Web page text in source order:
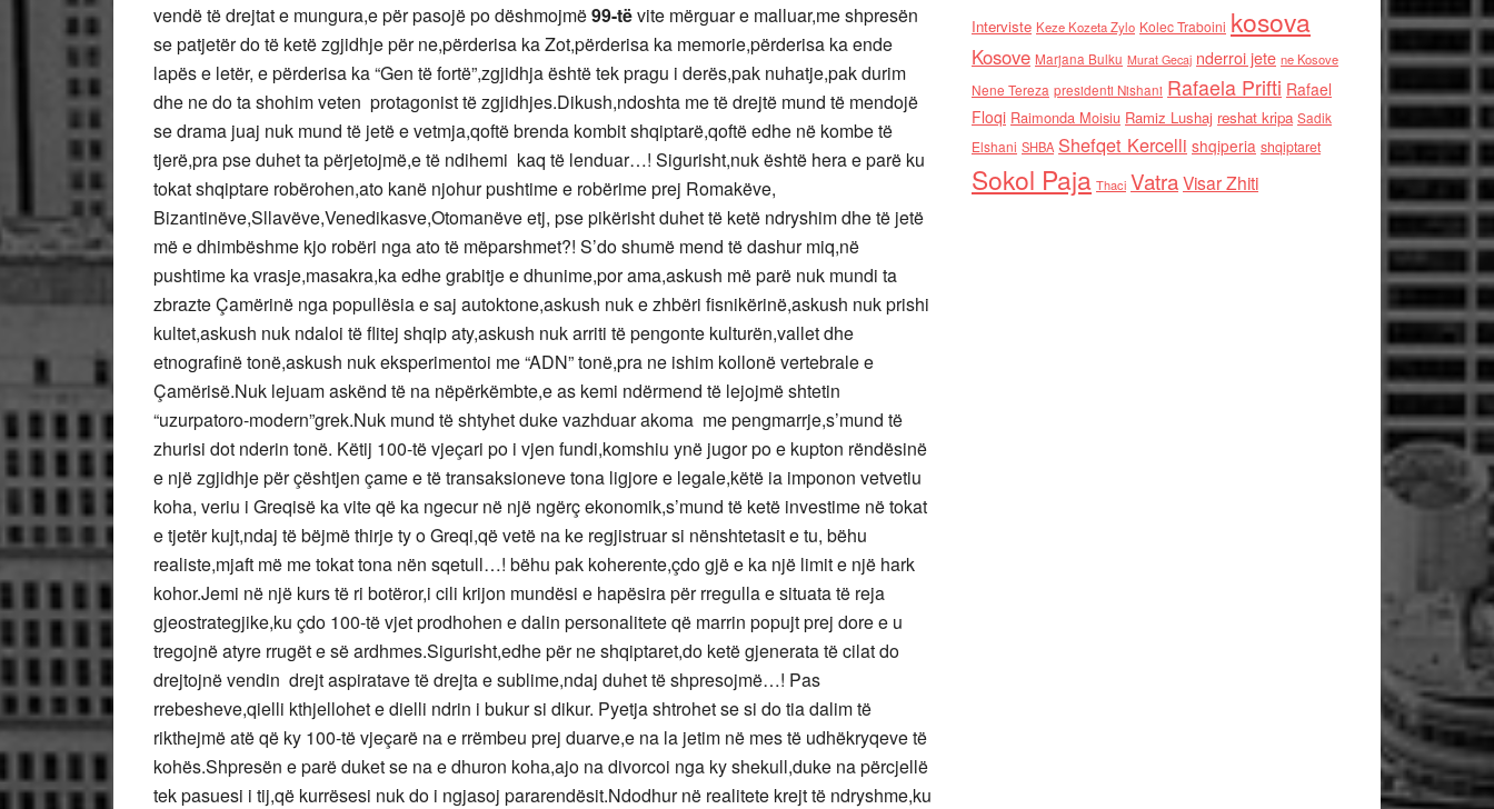
vendë të drejtat e mungura,e për pasojë po dëshmojmë99-tëvite mërguar e malluar,me shpresën
se patjetër do të ketë zgjidhje për ne,përderisa ka Zot,përderisa ka memorie,përderisa ka ende
lapës e letër, e përderisa ka “Gen të fortë”,zgjidhja është tek pragu i derës,pak nuhatje,pak durim
dhe ne do ta shohim veten protagonist të zgjidhjes.Dikush,ndoshta me të drejtë mund të mendojë
se drama juaj nuk mund të jetë e vetmja,qoftë brenda kombit shqiptarë,qoftë edhe në kombe të
tjerë,pra pse duhet ta përjetojmë,e të ndihemi kaq të lenduar…! Sigurisht,nuk është hera e parë ku
tokat shqiptare robërohen,ato kanë njohur pushtime e robërime prej Romakëve,
Bizantinëve,Sllavëve,Venedikasve,Otomanëve etj, pse pikërisht duhet të ketë ndryshim dhe të jetë
më e dhimbëshme kjo robëri nga ato të mëparshmet?! S’do shumë mend të dashur miq,në
pushtime ka vrasje,masakra,ka edhe grabitje e dhunime,por ama,askush më parë nuk mundi ta
zbrazte Çamërinë nga popullësia e saj autoktone,askush nuk e zhbëri fisnikërinë,askush nuk prishi
kultet,askush nuk ndaloi të flitej shqip aty,askush nuk arriti të pengonte kulturën,vallet dhe
etnografinë tonë,askush nuk eksperimentoi me “ADN” tonë,pra ne ishim kollonë vertebrale e
Çamërisë.Nuk lejuam askënd të na nëpërkëmbte,e as kemi ndërmend të lejojmë shtetin
“uzurpatoro-modern”grek.Nuk mund të shtyhet duke vazhduar akoma me pengmarrje,s’mund të
zhurisi dot nderin tonë. Këtij 100-të vjeçari po i vjen fundi,komshiu ynë jugor po e kupton rëndësinë
e një zgjidhje për çështjen çame e të transaksioneve tona ligjore e legale,këtë ia imponon vetvetiu
koha, veriu i Greqisë ka vite që ka ngecur në një ngërç ekonomik,s’mund të ketë investime në tokat
e tjetër kujt,ndaj të bëjmë thirje ty o Greqi,që vetë na ke regjistruar si nënshtetasit e tu, bëhu
realiste,mjaft më me tokat tona nën sqetull…! bëhu pak koherente,çdo gjë e ka një limit e një hark
kohor.Jemi në një kurs të ri botëror,i cili krijon mundësi e hapësira për rregulla e situata të reja
gjeostrategjike,ku çdo 100-të vjet prodhohen e dalin personalitete që marrin popujt prej dore e u
tregojnë atyre rrugët e së ardhmes.Sigurisht,edhe për ne shqiptaret,do ketë gjenerata të cilat do
drejtojnë vendin drejt aspiratave të drejta e sublime,ndaj duhet të shpresojmë…! Pas
rrebesheve,qielli kthjellohet e dielli ndrin i bukur si dikur. Pyetja shtrohet se si do tia dalim të
rikthejmë atë që ky 100-të vjeçarë na e rrëmbeu prej duarve,e na la jetim në mes të udhëkryqeve të
kohës.Shpresën e parë duket se na e dhuron koha,ajo na divorcoi nga ky shekull,duke na përcjellë
tek pasuesi i tij,që kurrësesi nuk do i ngjasoj pararendësit.Ndodhur në realitete krejt të ndryshme,ku
Interviste Keze Kozeta Zylo Kolec Traboini kosova
Kosove Marjana Bulku Murat Gecaj nderroi jete ne Kosove
Nene Tereza presidenti Nishani Rafaela Prifti Rafael
Floqi Raimonda Moisiu Ramiz Lushaj reshat kripa Sadik
Elshani SHBA Shefqet Kercelli shqiperia shqiptaret
Sokol Paja Thaci VatraVisar Zhiti